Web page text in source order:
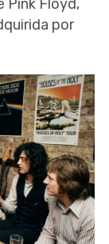
Pink Floyd,
por